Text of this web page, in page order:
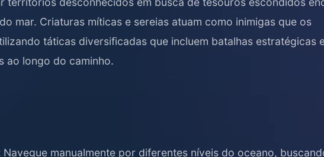
mar. Criaturas míticas e sereias atuam como inimigas que os
táticas diversificadas que incluem batalhas estratégicas
ao longo do caminho.
Navegue manualmente por diferentes níveis do oceano,